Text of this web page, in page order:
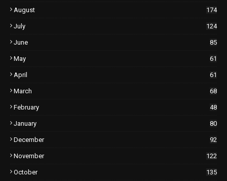
August 174
July 124
June 85
May 61
April 61
March 68
February 48
January 80
December 92
November 122
October 135